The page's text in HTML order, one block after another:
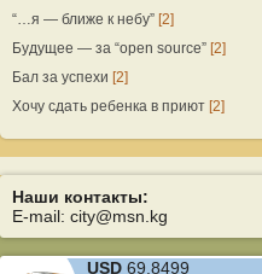
“…я — ближе к небу” [2]
Будущее — за “open source” [2]
Бал за успехи [2]
Хочу сдать ребенка в приют [2]
Наши контакты:
E-mail: city@msn.kg
USD 69.8499